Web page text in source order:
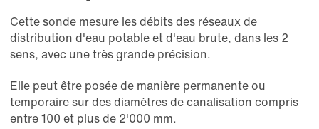
Cette sonde mesure les débits des réseaux de
distribution d'eau potable et d'eau brute, dans les 2
sens, avec une très grande précision.
Elle peut être posée de manière permanente ou
temporaire sur des diamètres de canalisation compris
entre 100 et plus de 2'000 mm.